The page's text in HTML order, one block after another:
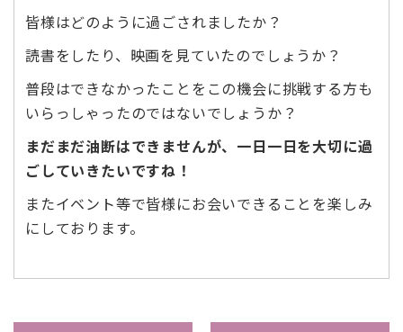
皆様はどのように過ごされましたか？
読書をしたり、映画を見ていたのでしょうか？
普段はできなかったことをこの機会に挑戦する方も
いらっしゃったのではないでしょうか？
まだまだ油断はできませんが、一日一日を大切に過
ごしていきたいですね！
またイベント等で皆様にお会いできることを楽しみ
にしております。